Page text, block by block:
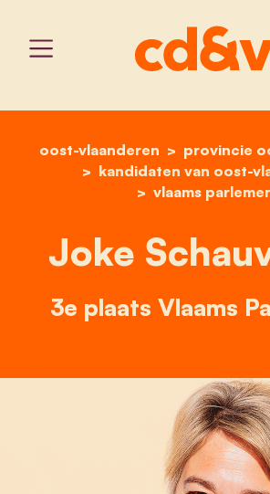
home
oost-vlaanderen
provincie
kandidaten van oost-
vlaams
joke
Joke
3e plaats Vlaams